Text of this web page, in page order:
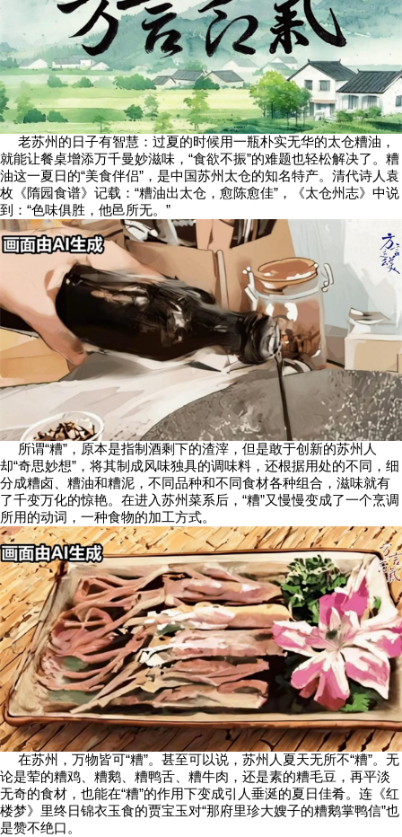
老苏州的日子有智慧：过夏的时候用一瓶朴实无华的太仓糟油，
就能让餐桌增添万千曼妙滋味，“食欲不振”的难题也轻松解决了。糟
油这一夏日的“美食伴侣”，是中国苏州太仓的知名特产。清代诗人袁
枚《隋园食谱》记载：“糟油出太仓，愈陈愈佳”，《太仓州志》中说
到：“色味俱胜，他邑所无。”
所谓“糟”，原本是指制酒剩下的渣滓，但是敢于创新的苏州人
却“奇思妙想”，将其制成风味独具的调味料，还根据用处的不同，细
分成糟卤、糟油和糟泥，不同品种和不同食材各种组合，滋味就有
了千变万化的惊艳。在进入苏州菜系后，“糟”又慢慢变成了一个烹调
所用的动词，一种食物的加工方式。
在苏州，万物皆可“糟”。甚至可以说，苏州人夏天无所不“糟”。无
论是荤的糟鸡、糟鹅、糟鸭舌、糟牛肉，还是素的糟毛豆，再平淡
无奇的食材，也能在“糟”的作用下变成引人垂涎的夏日佳肴。连《红
楼梦》里终日锦衣玉食的贾宝玉对“那府里珍大嫂子的糟鹅掌鸭信”也
是赞不绝口。